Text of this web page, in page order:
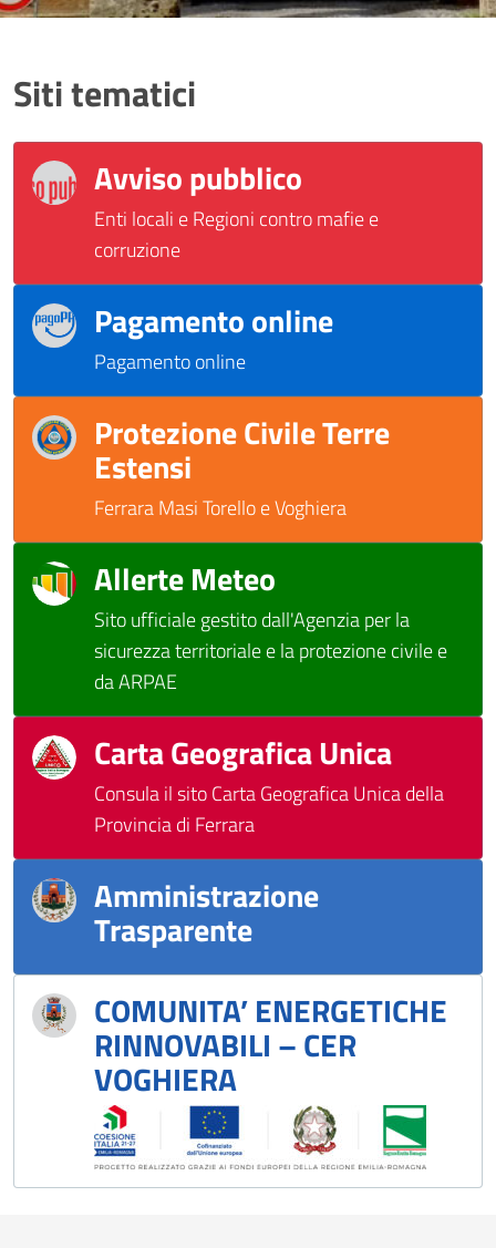
Siti tematici
Avviso pubblico
Enti locali e Regioni contro mafie e
corruzione
Pagamento online
Pagamento online
Protezione Civile Terre
Estensi
Ferrara Masi Torello e Voghiera
Allerte Meteo
Sito ufficiale gestito dall'Agenzia per la
sicurezza territoriale e la protezione civile e
da ARPAE
Carta Geografica Unica
Consula il sito Carta Geografica Unica della
Provincia di Ferrara
Amministrazione
Trasparente
COMUNITA’ ENERGETICHE
RINNOVABILI – CER
VOGHIERA